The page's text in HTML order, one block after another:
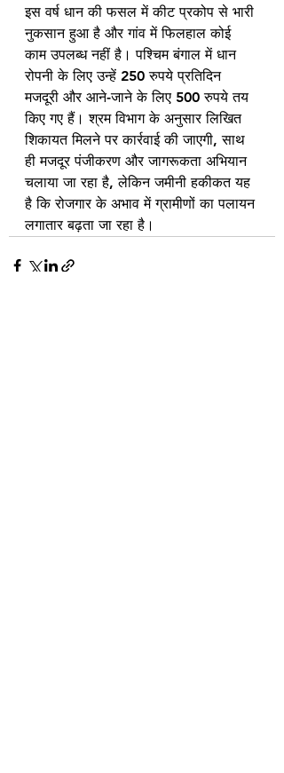
इस वर्ष धान की फसल में कीट प्रकोप से भारी
नुकसान हुआ है और गांव में फिलहाल कोई
काम उपलब्ध नहीं है। पश्चिम बंगाल में धान
रोपनी के लिए उन्हें 250 रुपये प्रतिदिन
मजदूरी और आने-जाने के लिए 500 रुपये तय
किए गए हैं। श्रम विभाग के अनुसार लिखित
शिकायत मिलने पर कार्रवाई की जाएगी, साथ
ही मजदूर पंजीकरण और जागरूकता अभियान
चलाया जा रहा है, लेकिन जमीनी हकीकत यह
है कि रोजगार के अभाव में ग्रामीणों का पलायन
लगातार बढ़ता जा रहा है।